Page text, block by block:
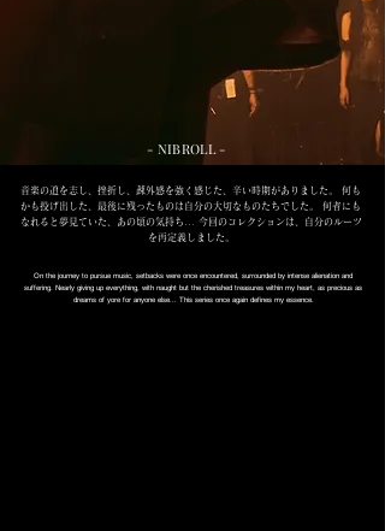
- NIBROLL -
音楽の道を志し、挫折し、疎外感を強く感じた、辛い時期がありました。 何も
かも投げ出した、最後に残ったものは自分の大切なものたちでした。 何者にも
なれると夢見ていた、あの頃の気持ち... 今回のコレクションは、自分のルーツ
を再定義しました。
On the journey to pursue music, setbacks were once encountered, surrounded by intense alienation and
suffering. Nearly giving up everything, with naught but the cherished treasures within my heart, as precious as
dreams of yore for anyone else... This series once again defines my essence.